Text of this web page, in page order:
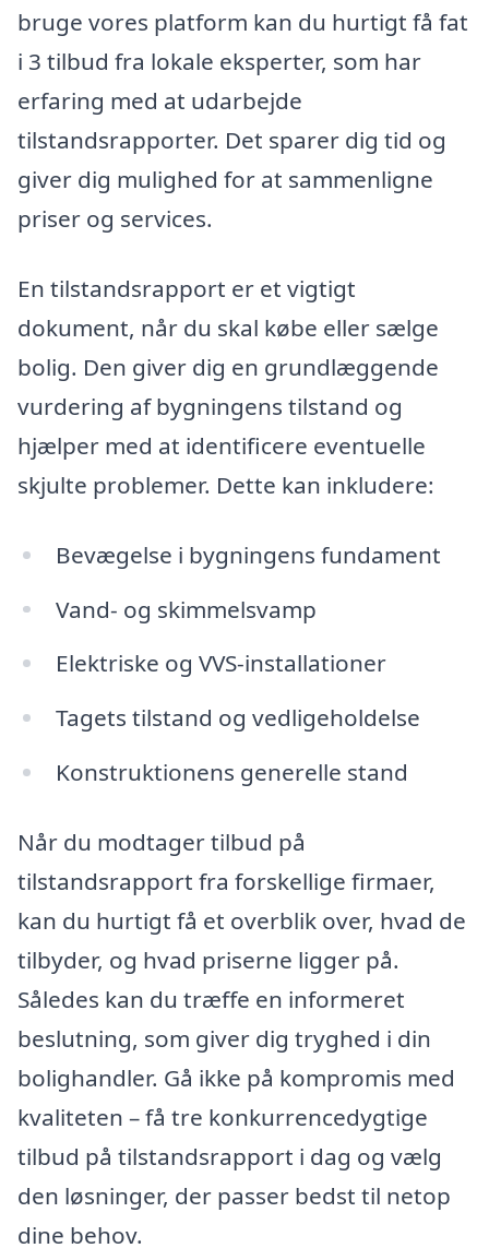
bruge vores platform kan du hurtigt få fat
i 3 tilbud fra lokale eksperter, som har
erfaring med at udarbejde
tilstandsrapporter. Det sparer dig tid og
giver dig mulighed for at sammenligne
priser og services.
En tilstandsrapport er et vigtigt
dokument, når du skal købe eller sælge
bolig. Den giver dig en grundlæggende
vurdering af bygningens tilstand og
hjælper med at identificere eventuelle
skjulte problemer. Dette kan inkludere:
Bevægelse i bygningens fundament
Vand- og skimmelsvamp
Elektriske og VVS-installationer
Tagets tilstand og vedligeholdelse
Konstruktionens generelle stand
Når du modtager tilbud på
tilstandsrapport fra forskellige firmaer,
kan du hurtigt få et overblik over, hvad de
tilbyder, og hvad priserne ligger på.
Således kan du træffe en informeret
beslutning, som giver dig tryghed i din
bolighandler. Gå ikke på kompromis med
kvaliteten – få tre konkurrencedygtige
tilbud på tilstandsrapport i dag og vælg
den løsninger, der passer bedst til netop
dine behov.